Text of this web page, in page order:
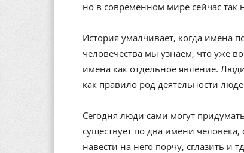
но в современном мире сейчас так
История умалчивает, когда имена
человечества мы узнаем, что уже
имена как отдельное явление.
как правило род деятельности
Сегодня люди сами могут
существует по два имени
навести на него порчу, сглазить и